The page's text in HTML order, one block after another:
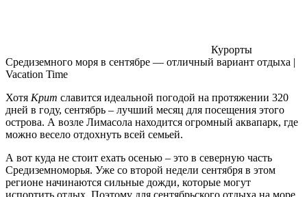
Курорты
Средиземного моря в сентябре — отличный вариант отдыха |
Vacation Timе
Хотя Крит славится идеальной погодой на протяжении 320
дней в году, сентябрь – лучший месяц для посещения этого
острова. А возле Лимасола находится огромный аквапарк, где
можно весело отдохнуть всей семьей.
А вот куда не стоит ехать осенью – это в северную часть
Средиземноморья. Уже со второй недели сентября в этом
регионе начинаются сильные дожди, которые могут
испортить отдых. Поэтому для сентябрьского отдыха на море